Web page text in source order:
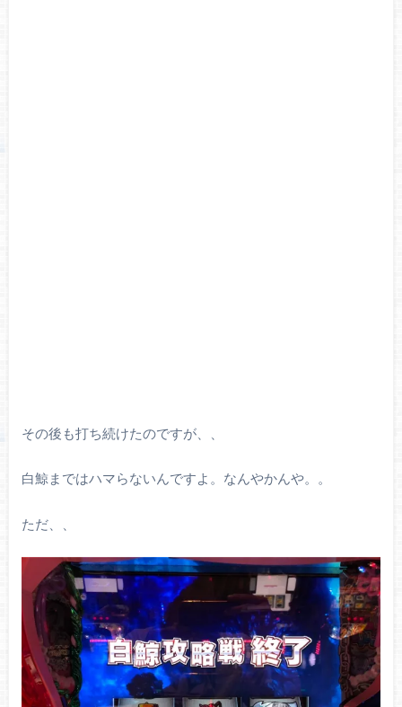
その後も打ち続けたのですが、、
白鯨まではハマらないんですよ。なんやかんや。。
ただ、、